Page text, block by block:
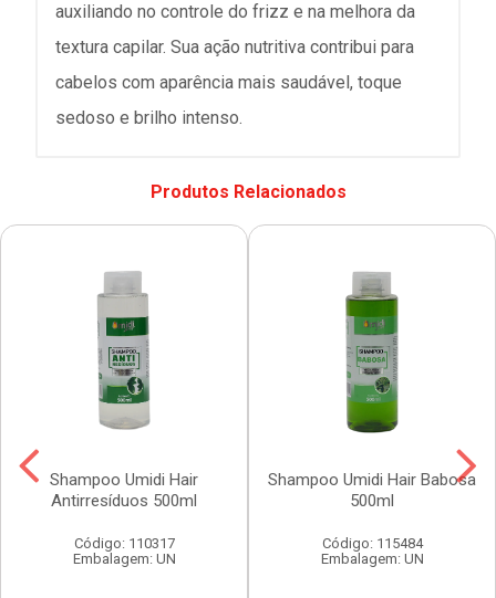
auxiliando no controle do frizz e na melhora da
textura capilar. Sua ação nutritiva contribui para
cabelos com aparência mais saudável, toque
sedoso e brilho intenso.
Produtos Relacionados
Shampoo Umidi Hair
Antirresíduos 500ml
Código: 110317
Embalagem: UN
Shampoo Umidi Hair Babosa
500ml
Código: 115484
Embalagem: UN